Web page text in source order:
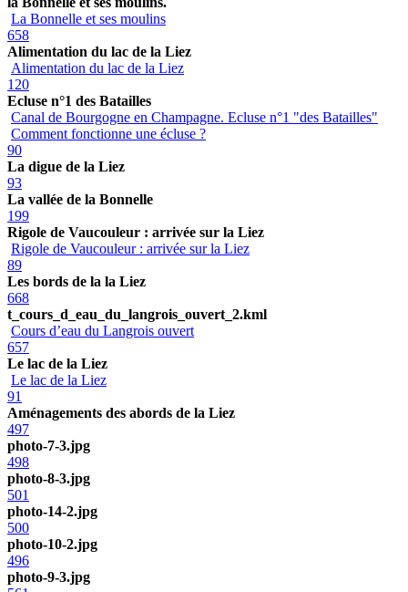
La Bonnelle et ses moulins
658
Alimentation du lac de la Liez
Alimentation du lac de la Liez
120
Ecluse n°1 des Batailles
Canal de Bourgogne en Champagne. Ecluse n°1 "des Batailles"
Comment fonctionne une écluse ?
90
La digue de la Liez
93
La vallée de la Bonnelle
199
Rigole de Vaucouleur : arrivée sur la Liez
Rigole de Vaucouleur : arrivée sur la Liez
89
Les bords de la la Liez
668
t_cours_d_eau_du_langrois_ouvert_2.kml
Cours d’eau du Langrois ouvert
657
Le lac de la Liez
Le lac de la Liez
91
Aménagements des abords de la Liez
497
photo-7-3.jpg
498
photo-8-3.jpg
501
photo-14-2.jpg
500
photo-10-2.jpg
496
photo-9-3.jpg